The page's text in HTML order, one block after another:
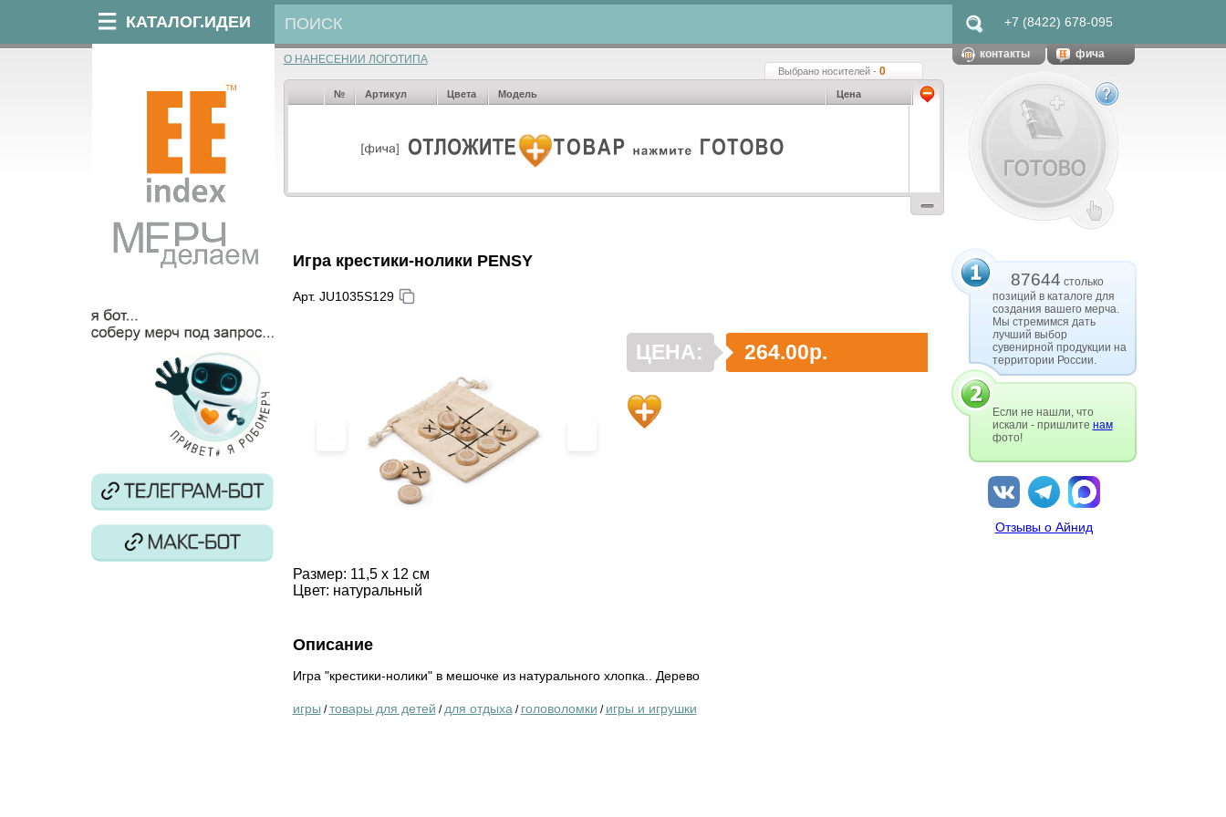
КАТАЛОГ.ИДЕИ +7 (8422) 678-095
О НАНЕСЕНИИ ЛОГОТИПА
Выбрано носителей - 0
№ Артикул Цвета Модель Цена
Игра крестики-нолики PENSY
Арт. JU1035S129
ЦЕНА: 264.00р.
Размер: 11,5 x 12 см
Цвет: натуральный
Описание
Игра "крестики-нолики" в мешочке из натурального хлопка.. Дерево
игры /товары для детей /для отдыха/ головоломки / игры и игрушки
контакты фича
87644 столько
позиций в каталоге для
создания вашего мерча.
Мы стремимся дать
лучший выбор
сувенирной продукции на
территории России.
Если не нашли, что
искали - пришлите нам
фото!
Отзывы о Айнид